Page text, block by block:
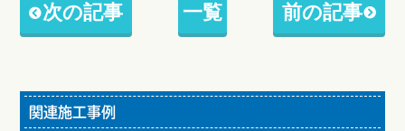
次の記事 一覧 前の記事
関連施工事例